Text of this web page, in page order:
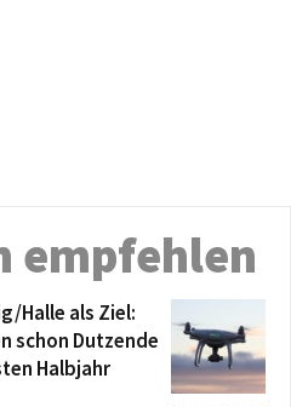
empfehlen
Halle als Ziel:
schon Dutzende
Halbjahr